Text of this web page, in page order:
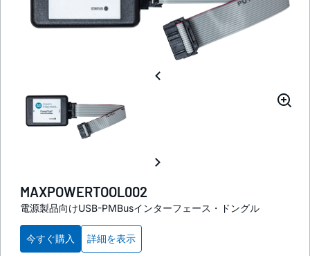
MAXPOWERTOOL002
電源製品向けUSB-PMBusインターフェース・ドングル
今すぐ購入 詳細を表示